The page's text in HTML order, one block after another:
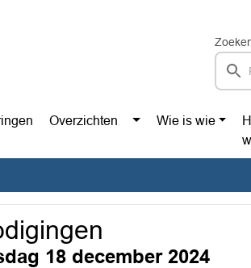
Overzichten Wie is wie
18 december 2024